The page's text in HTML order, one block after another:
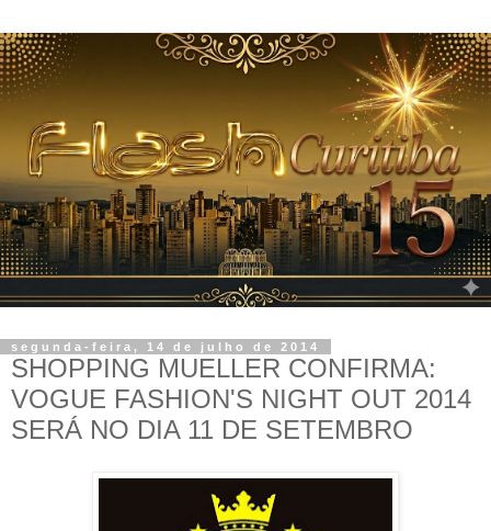
segunda-feira, 14 de julho de 2014
SHOPPING MUELLER CONFIRMA:
VOGUE FASHION'S NIGHT OUT 2014
SERÁ NO DIA 11 DE SETEMBRO